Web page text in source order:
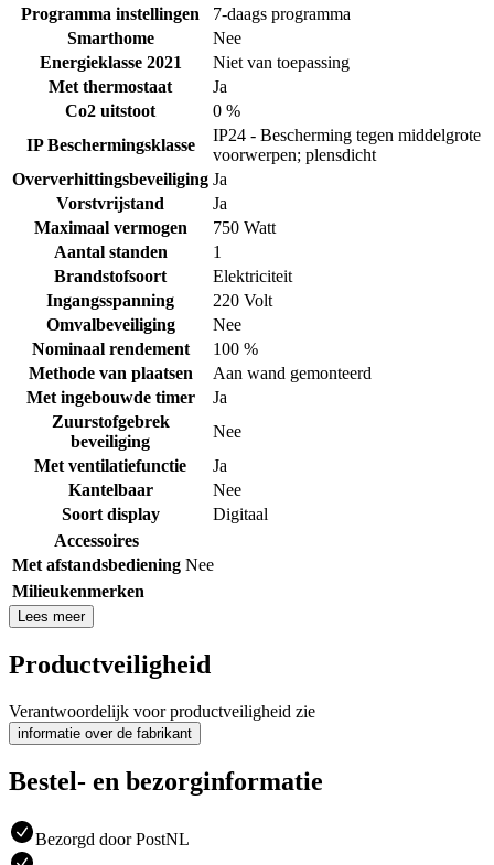
Programma instellingen
7-daags programma
Smarthome
Nee
Energieklasse 2021
Niet van toepassing
Met thermostaat
Ja
Co2 uitstoot
0 %
IP Beschermingsklasse
IP24 - Bescherming tegen middelgrote
voorwerpen; plensdicht
Oververhittingsbeveiliging Ja
Vorstvrijstand
Ja
Maximaal vermogen
750 Watt
Aantal standen
1
Brandstofsoort
Elektriciteit
Ingangsspanning
220 Volt
Omvalbeveiliging
Nee
Nominaal rendement
100 %
Methode van plaatsen
Aan wand gemonteerd
Met ingebouwde timer
Ja
Zuurstofgebrek
beveiliging
Nee
Met ventilatiefunctie
Ja
Kantelbaar
Nee
Soort display
Digitaal
Accessoires
Met afstandsbediening Nee
Milieukenmerken
Lees meer
Productveiligheid
Verantwoordelijk voor productveiligheid zie
informatie over de fabrikant
Bestel- en bezorginformatie
Bezorgd door PostNL